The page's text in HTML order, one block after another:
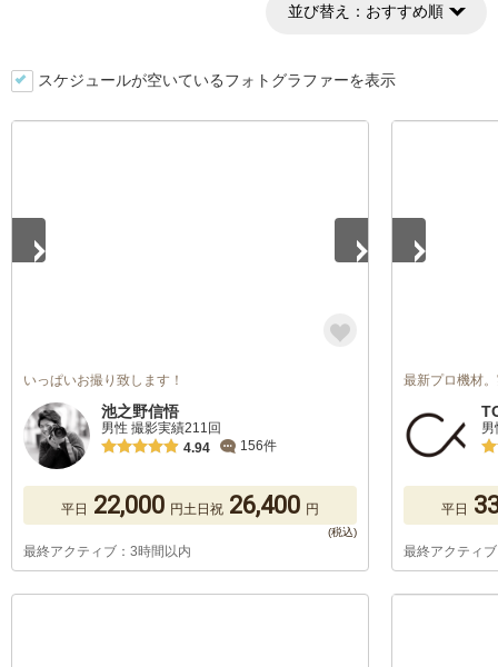
並び替え： おすすめ順
スケジュールが空いているフォトグラファーを表示
いっぱいお撮り致します！
池之野信悟
男性 撮影実績211回
4.94
156件
平日 22,000 円土日祝 26,400 円
最終アクティブ：3時間以内
最新プロ機材
平日
最終アクティ